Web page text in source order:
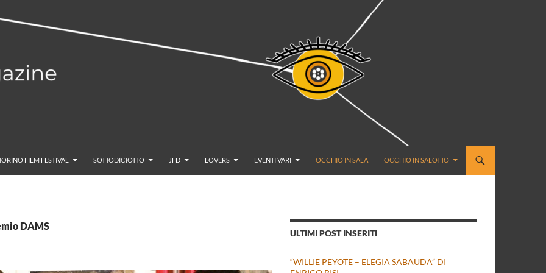
FILM FESTIVAL SOTTODICIOTTO JFD LOVERS EVENTI VARI OCCHIO IN SALA OCCHIO IN SALOTTO
DAMS
ULTIMI POST INSERITI
“WILLIE PEYOTE – ELEGIA SABAUDA” DI